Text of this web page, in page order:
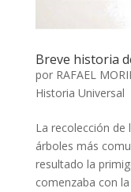
Breve historia
por RAFAEL
Historia Universal
La recolección de
árboles más
resultado la
comenzaba con